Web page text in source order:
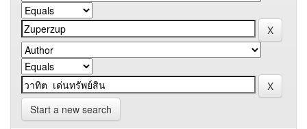
Start a new search